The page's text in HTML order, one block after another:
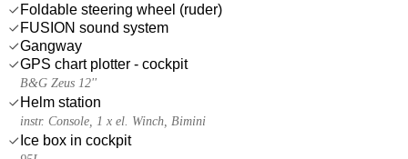
Foldable steering wheel (ruder)
FUSION sound system
Gangway
GPS chart plotter - cockpit
B&G Zeus 12''
Helm station
instr. Console, 1 x el. Winch, Bimini
Ice box in cockpit